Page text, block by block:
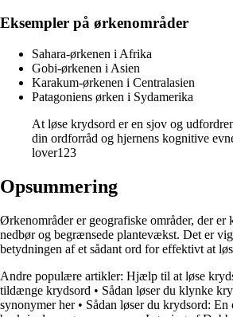
Eksempler på ørkenområder
Sahara-ørkenen i Afrika
Gobi-ørkenen i Asien
Karakum-ørkenen i Centralasien
Patagoniens ørken i Sydamerika
At løse krydsord er en sjov og
din ordforråd og hjernens kognitive
lover123
Opsummering
Ørkenområder er geografiske områder, der er
nedbør og begrænsede plantevækst. Det er
betydningen af et sådant ord for effektivt at
Andre populære artikler: Hjælp til at løse
tildænge krydsord • Sådan løser du klynke
synonymer her• Sådan løser du krydsord: En